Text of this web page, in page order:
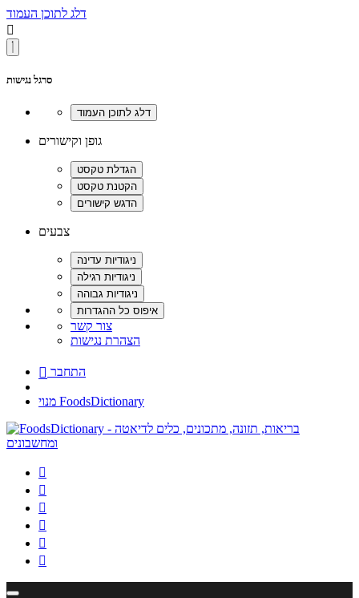
דלג לתוכן העמוד

סרגל נגישות
גופן וקישורים
צבעים
צור קשר
הצהרת נגישות
 התחבר
מנוי FoodsDictionary





